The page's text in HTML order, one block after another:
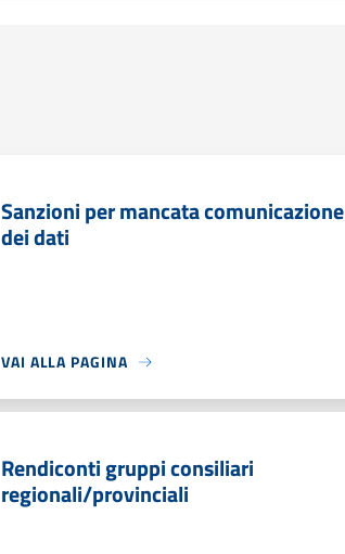
Sanzioni per mancata comunicazione
dei dati
VAI ALLA PAGINA
Rendiconti gruppi consiliari
regionali/provinciali